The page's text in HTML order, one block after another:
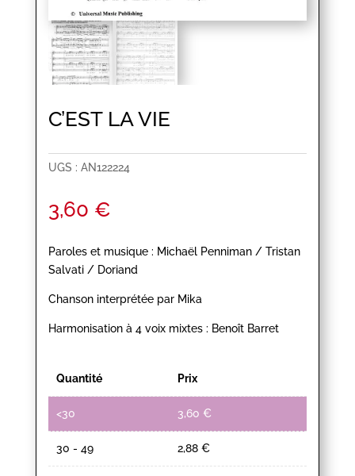
C’EST LA VIE
UGS : AN122224
3,60 €
Paroles et musique : Michaël Penniman / Tristan
Salvati / Doriand
Chanson interprétée par Mika
Harmonisation à 4 voix mixtes : Benoît Barret
Quantité Prix
<30 3,60 €
30 - 49 2,88 €